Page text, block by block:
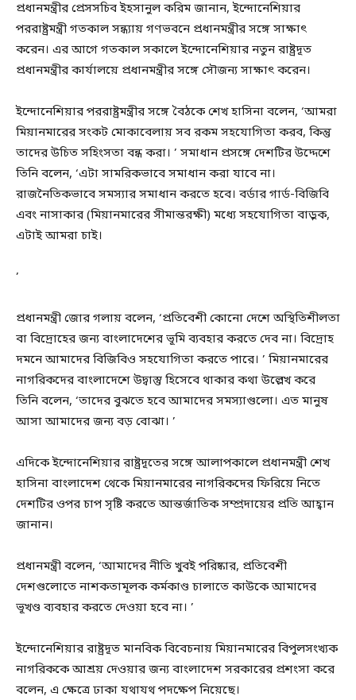
প্রধানমন্ত্রীর প্রেসসচিব ইহসানুল করিম জানান, ইন্দোনেশিয়ার
পররাষ্ট্রমন্ত্রী গতকাল সন্ধ্যায় গণভবনে প্রধানমন্ত্রীর সঙ্গে সাক্ষাৎ
করেন। এর আগে গতকাল সকালে ইন্দোনেশিয়ার নতুন রাষ্ট্রদূত
প্রধানমন্ত্রীর কার্যালয়ে প্রধানমন্ত্রীর সঙ্গে সৌজন্য সাক্ষাৎ করেন।
ইন্দোনেশিয়ার পররাষ্ট্রমন্ত্রীর সঙ্গে বৈঠকে শেখ হাসিনা বলেন, ‘আমরা
মিয়ানমারের সংকট মোকাবেলায় সব রকম সহযোগিতা করব, কিন্তু
তাদের উচিত সহিংসতা বন্ধ করা। ’ সমাধান প্রসঙ্গে দেশটির উদ্দেশে
তিনি বলেন, ‘এটা সামরিকভাবে সমাধান করা যাবে না।
রাজনৈতিকভাবে সমস্যার সমাধান করতে হবে। বর্ডার গার্ড-বিজিবি
এবং নাসাকার (মিয়ানমারের সীমান্তরক্ষী) মধ্যে সহযোগিতা বাড়ুক,
এটাই আমরা চাই।
’
প্রধানমন্ত্রী জোর গলায় বলেন, ‘প্রতিবেশী কোনো দেশে অস্থিতিশীলতা
বা বিদ্রোহের জন্য বাংলাদেশের ভূমি ব্যবহার করতে দেব না। বিদ্রোহ
দমনে আমাদের বিজিবিও সহযোগিতা করতে পারে। ’ মিয়ানমারের
নাগরিকদের বাংলাদেশে উদ্বাস্তু হিসেবে থাকার কথা উল্লেখ করে
তিনি বলেন, ‘তাদের বুঝতে হবে আমাদের সমস্যাগুলো। এত মানুষ
আসা আমাদের জন্য বড় বোঝা। ’
এদিকে ইন্দোনেশিয়ার রাষ্ট্রদূতের সঙ্গে আলাপকালে প্রধানমন্ত্রী শেখ
হাসিনা বাংলাদেশ থেকে মিয়ানমারের নাগরিকদের ফিরিয়ে নিতে
দেশটির ওপর চাপ সৃষ্টি করতে আন্তর্জাতিক সম্প্রদায়ের প্রতি আহ্বান
জানান।
প্রধানমন্ত্রী বলেন, ‘আমাদের নীতি খুবই পরিষ্কার, প্রতিবেশী
দেশগুলোতে নাশকতামূলক কর্মকাণ্ড চালাতে কাউকে আমাদের
ভূখণ্ড ব্যবহার করতে দেওয়া হবে না। ’
ইন্দোনেশিয়ার রাষ্ট্রদূত মানবিক বিবেচনায় মিয়ানমারের বিপুলসংখ্যক
নাগরিককে আশ্রয় দেওয়ার জন্য বাংলাদেশ সরকারের প্রশংসা করে
বলেন, এ ক্ষেত্রে ঢাকা যথাযথ পদক্ষেপ নিয়েছে।